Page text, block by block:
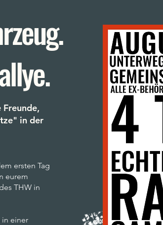
in der
ersten Tag
eurem
THW in
in einer